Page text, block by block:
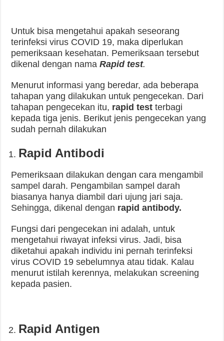
Untuk bisa mengetahui apakah seseorang
terinfeksi virus COVID 19, maka diperlukan
pemeriksaan kesehatan. Pemeriksaan tersebut
dikenal dengan namaRapid test.
Menurut informasi yang beredar, ada beberapa
tahapan yang dilakukan untuk pengecekan. Dari
tahapan pengecekan itu, rapid test terbagi
kepada tiga jenis. Berikut jenis pengecekan yang
sudah pernah dilakukan
Rapid Antibodi
Pemeriksaan dilakukan dengan cara mengambil
sampel darah. Pengambilan sampel darah
biasanya hanya diambil dari ujung jari saja.
Sehingga, dikenal dengan rapid antibody.
Fungsi dari pengecekan ini adalah, untuk
mengetahui riwayat infeksi virus. Jadi, bisa
diketahui apakah individu ini pernah terinfeksi
virus COVID 19 sebelumnya atau tidak. Kalau
menurut istilah kerennya, melakukan screening
kepada pasien.
Rapid Antigen